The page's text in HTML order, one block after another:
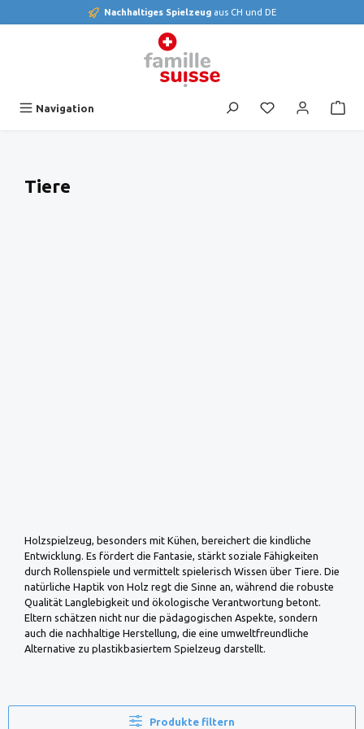
Nachhaltiges Spielzeug aus CH und DE
Navigation Du hast 0
Tiere
Holzspielzeug, besonders mit Kühen, bereichert die kindliche
Entwicklung. Es fördert die Fantasie, stärkt soziale Fähigkeiten
durch Rollenspiele und vermittelt spielerisch Wissen über Tiere. Die
natürliche Haptik von Holz regt die Sinne an, während die robuste
Qualität Langlebigkeit und ökologische Verantwortung betont.
Eltern schätzen nicht nur die pädagogischen Aspekte, sondern
auch die nachhaltige Herstellung, die eine umweltfreundliche
Alternative zu plastikbasiertem Spielzeug darstellt.
Produkte filtern